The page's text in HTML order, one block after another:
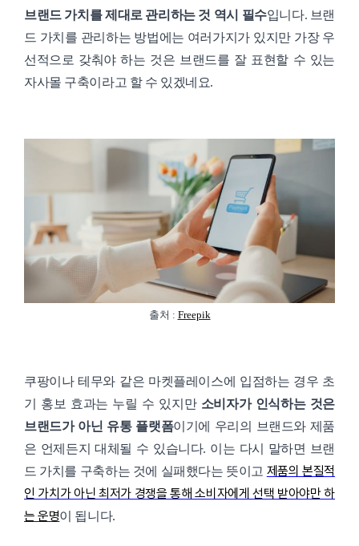
브랜드 가치를 제대로 관리하는 것 역시 필수입니다. 브랜
드 가치를 관리하는 방법에는 여러가지가 있지만 가장 우
선적으로 갖춰야 하는 것은 브랜드를 잘 표현할 수 있는
자사몰 구축이라고 할 수 있겠네요.
출처 : Freepik
쿠팡이나 테무와 같은 마켓플레이스에 입점하는 경우 초
기 홍보 효과는 누릴 수 있지만 소비자가 인식하는 것은
브랜드가 아닌 유통 플랫폼이기에 우리의 브랜드와 제품
은 언제든지 대체될 수 있습니다. 이는 다시 말하면 브랜
드 가치를 구축하는 것에 실패했다는 뜻이고 제품의 본질적
인 가치가 아닌 최저가 경쟁을 통해 소비자에게 선택 받아야만 하
는 운명이 됩니다.